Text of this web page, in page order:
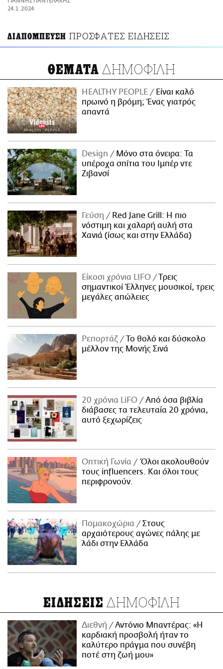
ΑΜΠΑ
24.1.2024
ΔΙΑΠΟΜΠΕΥΣΗ ΠΡΟΣΦΑΤΕΣ ΕΙΔΗΣΕΙΣ
ΘΕΜΑΤΑ ΔΗΜΟΦΙΛΗ
HEALTHY PEOPLE
Είναι καλό
πρωινό η βρόμη; Ένας γιατρός
απαντά
Design
Μόνο στα όνειρα: Τα
υπέροχα σπίτια του Ιμπέρ ντε
Ζιβανσί
Γεύση
Red Jane Grill: Η πιο
νόστιμη και χαλαρή αυλή στα
Χανιά (ίσως και στην Ελλάδα)
Είκοσι χρόνια LIFO
Tρεις
σημαντικοί Έλληνες μουσικοί, τρεις
μεγάλες απώλειες
Ρεπορτάζ
Το θολό και δύσκολο
μέλλον της Μονής Σινά
20 χρόνια LiFO
Από όσα βιβλία
διάβασες τα τελευταία 20 χρόνια,
αυτό ξεχωρίζεις
Οπτική Γωνία
Όλοι ακολουθούν
τους influencers. Και όλοι τους
περιφρονούν.
Πομακοχώρια
Στους
αρχαιότερους αγώνες πάλης με
λάδι στην Ελλάδα
ΕΙΔΗΣΕΙΣ ΔΗΜΟΦΙΛΗ
Διεθνή
Αντόνιο Μπαντέρας: «Η
καρδιακή προσβολή ήταν το
καλύτερο πράγμα που συνέβη
ποτέ στη ζωή μου»